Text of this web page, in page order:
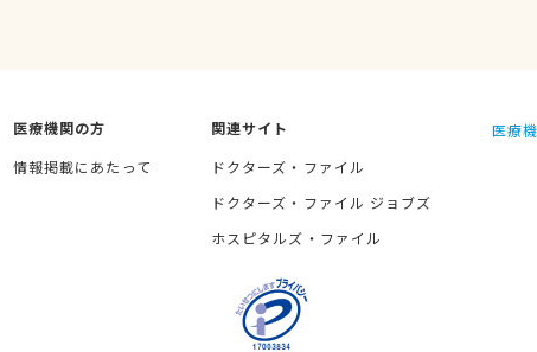
医療機関の方
情報掲載にあたって
関連サイト
ドクターズ・ファイル
ドクターズ・ファイル ジョブズ
ホスピタルズ・ファイル
医療